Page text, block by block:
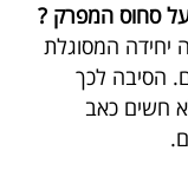
סחוס המפרק ?
המסוגלת
הסיבה לכך
חשים כאב